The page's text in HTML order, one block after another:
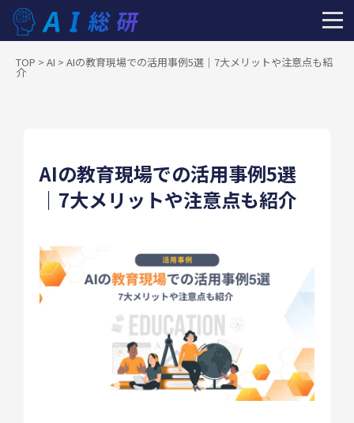
TOP > AI > AIの教育現場での活用事例5選｜7大メリットや注意点も紹
介
AIの教育現場での活用事例5選
｜7大メリットや注意点も紹介